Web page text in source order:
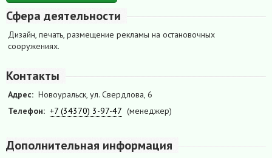
Сфера деятельности
Дизайн, печать, размещение рекламы на остановочных
сооружениях.
Контакты
Адрес: Новоуральск, ул. Свердлова, 6
Телефон: +7 (34370) 3-97-47 (менеджер)
Дополнительная информация